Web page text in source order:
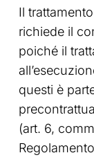
Il
richiede il
poiché il
questi è
(art. 6,